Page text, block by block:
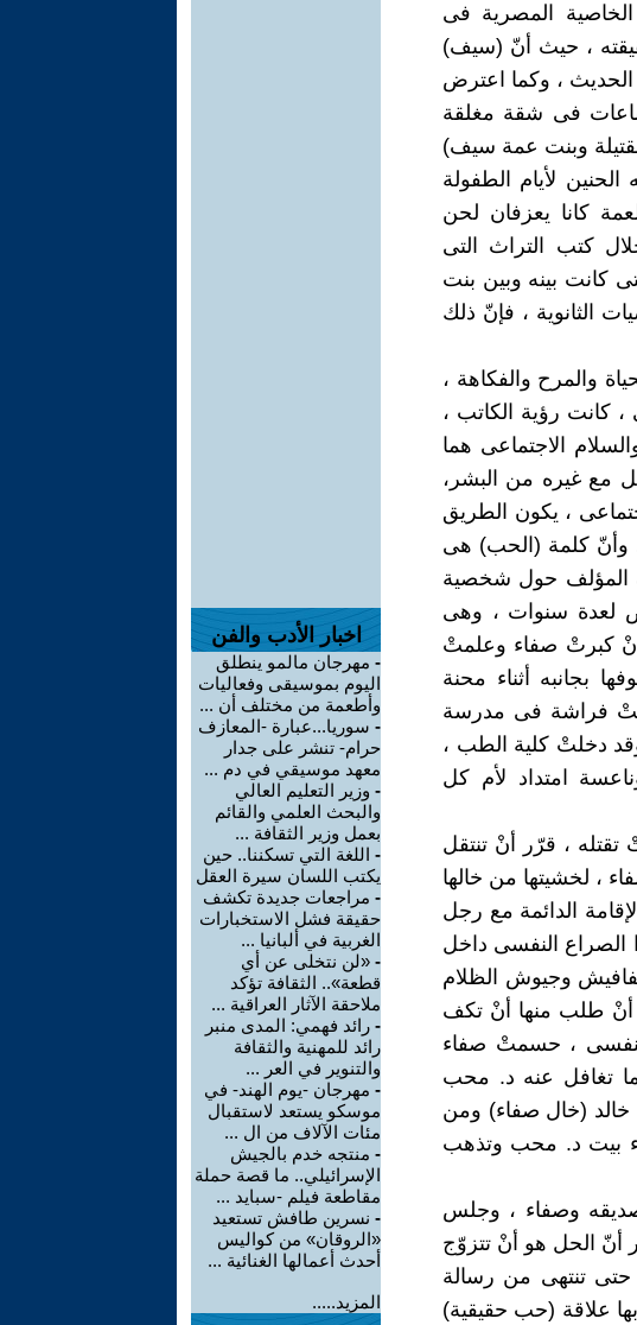
المصرية فى
، حيث أنّ (سيف)
، وكما اعترض
فى شقة مغلقة
وبنت عمة سيف)
لأيام الطفولة
كانا يعزفان لحن
كتب التراث التى
كانت بينه وبين بنت
الثانوية ، فإنّ ذلك
والمرح والفكاهة ،
، كانت رؤية الكاتب ،
الاجتماعى هما
مع غيره من البشر،
، يكون الطريق
. وأنّ كلمة (الحب) هى
المؤلف حول شخصية
لعدة سنوات ، وهى
كبرتْ صفاء وعلمتْ
بجانبه أثناء محنة
فراشة فى مدرسة
دخلتْ كلية الطب ،
امتداد لأم كل
، قرّر أنْ تنتقل
، لخشيتها من خالها
الدائمة مع رجل
الصراع النفسى داخل
وجيوش الظلام
أنْ طلب منها أنْ تكف
، حسمتْ صفاء
تغافل عنه د. محب
(خال صفاء) ومن
بيت د. محب وتذهب
وصفاء ، وجلس
أنّ الحل هو أنْ تتزوّج
حتى تنتهى من رسالة
علاقة (حب حقيقية)
اخبار الأدب والفن
- مهرجان مالمو ينطلق
اليوم بموسيقى وفعاليات
وأطعمة من مختلف أن ...
- سوريا...عبارة -المعازف
حرام- تنشر على جدار
معهد موسيقي في دم ...
- وزير التعليم العالي
والبحث العلمي والقائم
بعمل وزير الثقافة ...
- اللغة التي تسكننا.. حين
يكتب اللسان سيرة العقل
- مراجعات جديدة تكشف
حقيقة فشل الاستخبارات
الغربية في ألبانيا ...
- «لن نتخلى عن أي
قطعة».. الثقافة تؤكد
ملاحقة الآثار العراقية ...
- رائد فهمي: المدى منبر
رائد للمهنية والثقافة
والتنوير في العر ...
- مهرجان -يوم الهند- في
موسكو يستعد لاستقبال
مئات الآلاف من ال ...
- منتجه خدم بالجيش
الإسرائيلي.. ما قصة حملة
مقاطعة فيلم -سبايد ...
- نسرين طافش تستعيد
«الروقان» من كواليس
أحدث أعمالها الغنائية ...
المزيد.....